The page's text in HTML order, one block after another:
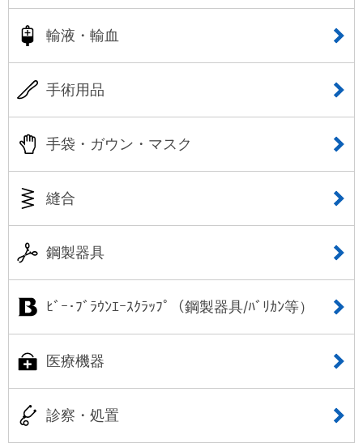
輸液・輸血
手術用品
手袋・ガウン・マスク
縫合
鋼製器具
ﾋﾞｰ･ﾌﾞﾗｳﾝｴｰｽｸﾗｯﾌﾟ（鋼製器具/ﾊﾞﾘｶﾝ等）
医療機器
診察・処置